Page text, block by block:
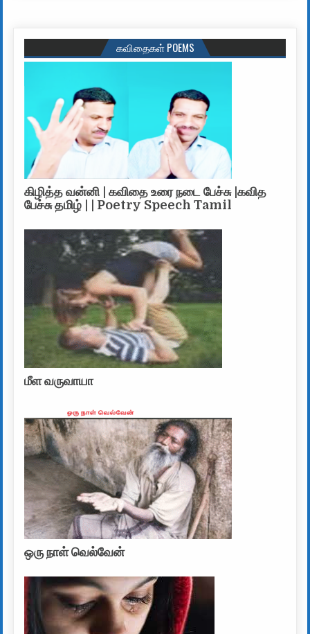
கவிதைகள் POEMS
கிழித்த வன்னி | கவிதை உரை நடை பேச்சு |கவித
பேச்சு தமிழ் | | Poetry Speech Tamil
மீள வருவாயா
ஒரு நாள் வெல்வேன்